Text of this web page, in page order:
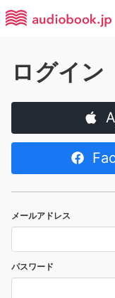
ログイン
メールアドレス
パスワード